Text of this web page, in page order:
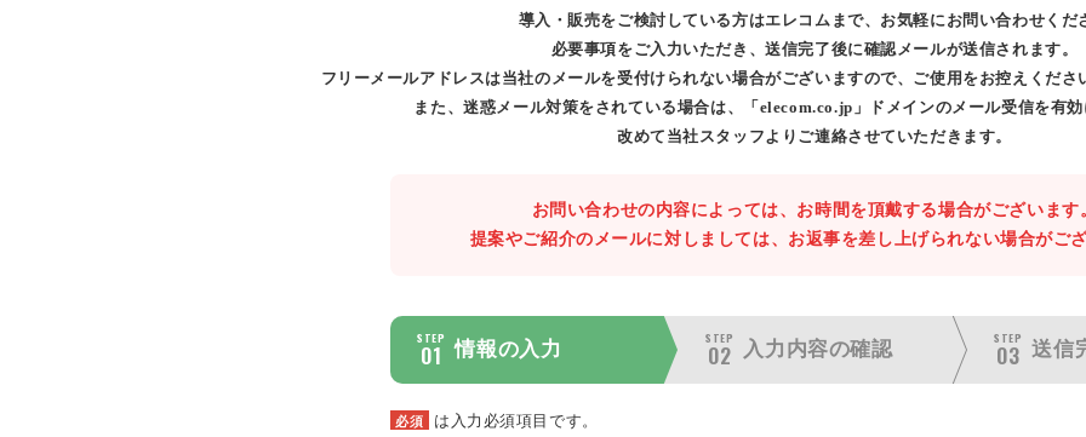
導入・販売をご検討している方はエレコムまで、お気軽にお問い合わせくだ
必要事項をご入力いただき、送信完了後に確認メールが送信されます。
フリーメールアドレスは当社のメールを受付けられない場合がございますので、ご使用をお控えくださ
また、迷惑メール対策をされている場合は、「elecom.co.jp」ドメインのメール受信を有効
改めて当社スタッフよりご連絡させていただきます。
お問い合わせの内容によっては、お時間を頂戴する場合がございます
提案やご紹介のメールに対しましては、お返事を差し上げられない場合がござ
STEP
01 情報の入力
STEP
02 入力内容の確認
STEP
03 送信
必須 は入力必須項目です。